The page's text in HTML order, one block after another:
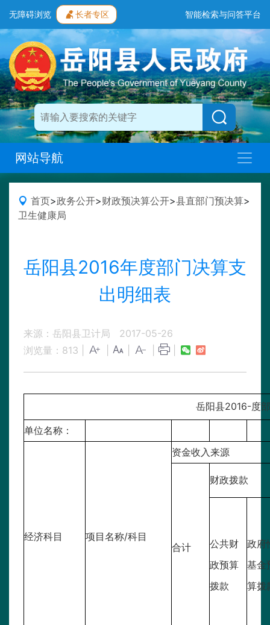
无障碍浏览 长者专区 智能检索与问答平台
网站导航
首页>政务公开>财政预决算公开>县直部门预决算>
卫生健康局
岳阳县2016年度部门决算支
出明细表
来源：岳阳县卫计局
2017-05-26
浏览量： 813
岳阳县2016-度
单位名称：
经济科目 项目名称/科目
资金收入来源
合计
财政拨款
公共财
政预算
拨款
政府
基金
算拨